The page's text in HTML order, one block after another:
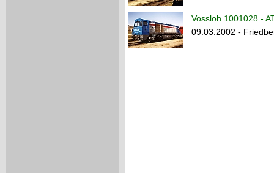
Vossloh 1001028 -
09.03.2002 -